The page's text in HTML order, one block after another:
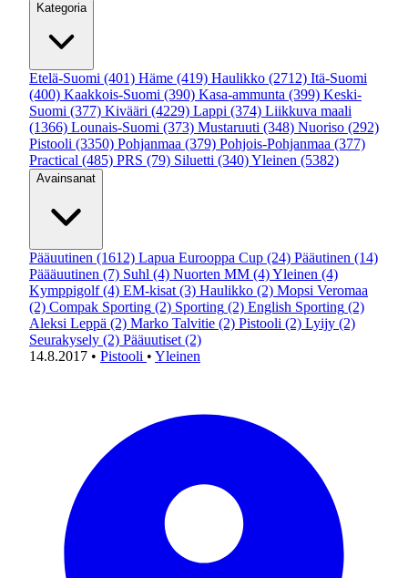
Kategoria
Etelä-Suomi (401) Häme (419) Haulikko (2712) Itä-Suomi
(400) Kaakkois-Suomi (390) Kasa-ammunta (399) Keski-
Suomi (377) Kivääri (4229) Lappi (374) Liikkuva maali
(1366) Lounais-Suomi (373) Mustaruuti (348) Nuoriso (292)
Pistooli (3350) Pohjanmaa (379) Pohjois-Pohjanmaa (377)
Practical (485) PRS (79) Siluetti (340)Yleinen (5382)
Avainsanat
Pääuutinen (1612) Lapua Eurooppa Cup (24) Pääutinen (14)
Päääuutinen (7) Suhl (4) Nuorten MM (4)Yleinen (4)
Kymppigolf (4) EM-kisat (3) Haulikko (2) Mopsi Veromaa
(2) Compak Sporting (2) Sporting (2) English Sporting (2)
Aleksi Leppä (2) Marko Talvitie (2) Pistooli (2) Lyijy (2)
Seurakysely (2) Pääuutiset (2)
14.8.2017 • Pistooli • Yleinen